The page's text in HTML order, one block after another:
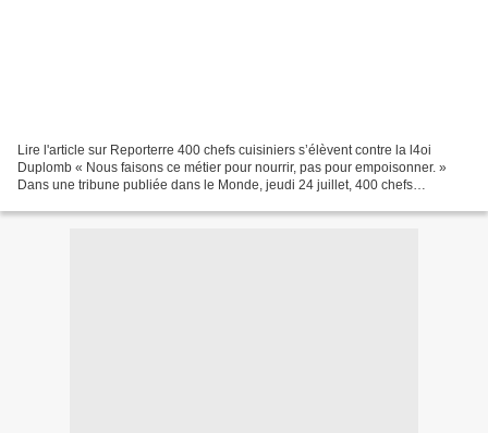
Lire l'article sur Reporterre 400 chefs cuisiniers s’élèvent contre la l4oi
Duplomb « Nous faisons ce métier pour nourrir, pas pour empoisonner. »
Dans une tribune publiée dans le Monde, jeudi 24 juillet, 400 chefs